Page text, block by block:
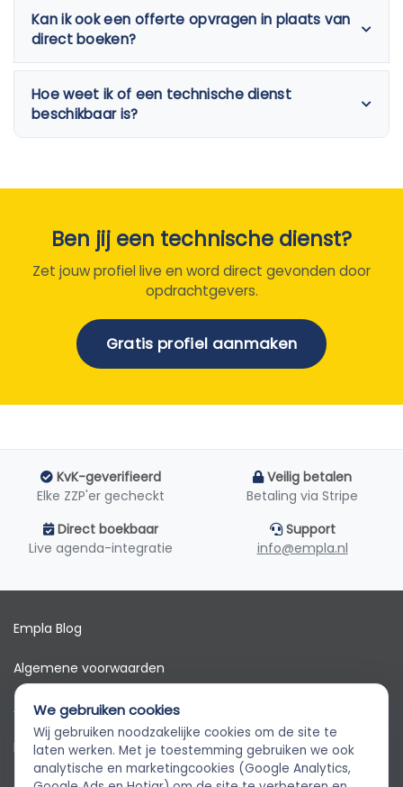
Kan ik ook een offerte opvragen in plaats van
direct boeken?
Hoe weet ik of een technische dienst
beschikbaar is?
Ben jij een technische dienst?
Zet jouw profiel live en word direct gevonden door
opdrachtgevers.
Gratis profiel aanmaken
KvK-geverifieerd
Elke ZZP'er gecheckt
Veilig betalen
Betaling via Stripe
Direct boekbaar
Live agenda-integratie
Support
info@empla.nl
Empla Blog
Algemene voorwaarden
AVG
PrivacybeleidEmpla Assistent
Altijd beschikbaar, stel een vraag
We gebruiken cookies
Wij gebruiken noodzakelijke cookies om de site te
laten werken. Met je toestemming gebruiken we ook
analytische en marketingcookies (Google Analytics,